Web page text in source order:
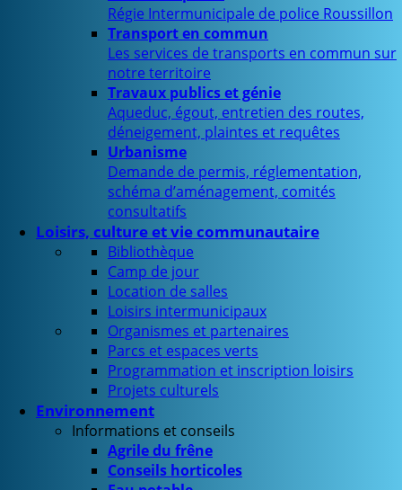
Régie Intermunicipale de police Roussillon
Transport en commun
Les services de transports en commun sur
notre territoire
Travaux publics et génie
Aqueduc, égout, entretien des routes,
déneigement, plaintes et requêtes
Urbanisme
Demande de permis, réglementation,
schéma d’aménagement, comités
consultatifs
Loisirs, culture et vie communautaire
Bibliothèque
Camp de jour
Location de salles
Loisirs intermunicipaux
Organismes et partenaires
Parcs et espaces verts
Programmation et inscription loisirs
Projets culturels
Environnement
Informations et conseils
Agrile du frêne
Conseils horticoles